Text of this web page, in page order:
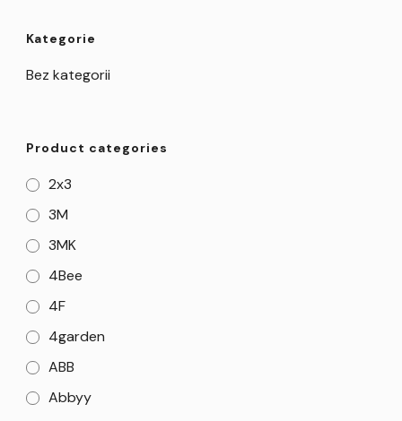
Kategorie
Bez kategorii
Product categories
2x3
3M
3MK
4Bee
4F
4garden
ABB
Abbyy